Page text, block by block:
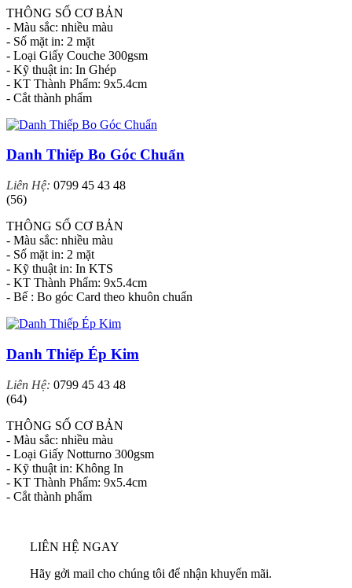
THÔNG SỐ CƠ BẢN
- Màu sắc: nhiều màu
- Số mặt in: 2 mặt
- Loại Giấy Couche 300gsm
- Kỹ thuật in: In Ghép
- KT Thành Phẩm: 9x5.4cm
- Cắt thành phẩm
Danh Thiếp Bo Góc Chuẩn
Liên Hệ: 0799 45 43 48
(56)
THÔNG SỐ CƠ BẢN
- Màu sắc: nhiều màu
- Số mặt in: 2 mặt
- Kỹ thuật in: In KTS
- KT Thành Phẩm: 9x5.4cm
- Bế : Bo góc Card theo khuôn chuẩn
Danh Thiếp Ép Kim
Liên Hệ: 0799 45 43 48
(64)
THÔNG SỐ CƠ BẢN
- Màu sắc: nhiều màu
- Loại Giấy Notturno 300gsm
- Kỹ thuật in: Không In
- KT Thành Phẩm: 9x5.4cm
- Cắt thành phẩm
LIÊN HỆ NGAY
Hãy gởi mail cho chúng tôi để nhận khuyến mãi.